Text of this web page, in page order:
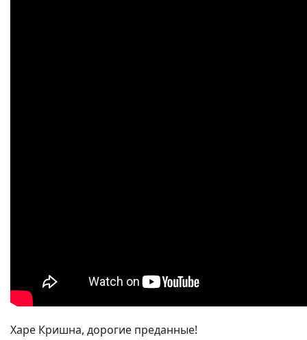
Харе Кришна, дорогие преданные!